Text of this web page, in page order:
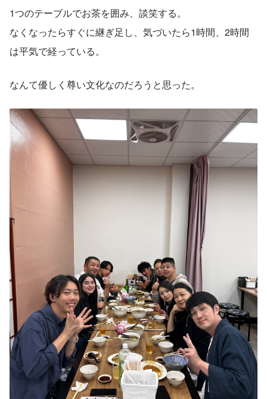
1つのテーブルでお茶を囲み、談笑する。
なくなったらすぐに継ぎ足し、気づいたら1時間、2時間
は平気で経っている。
なんて優しく尊い文化なのだろうと思った。